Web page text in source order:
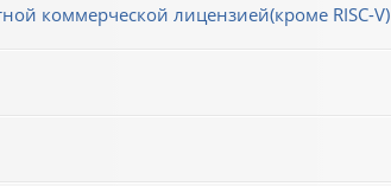
коммерческой лицензией(кроме RISC-V)